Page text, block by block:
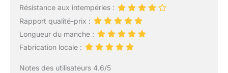
Résistance aux intempéries :
Rapport qualité-prix :
Longueur du manche :
Fabrication locale :
Notes des utilisateurs 4.6/5